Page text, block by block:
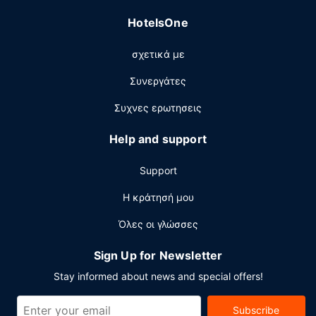
στάθμευση χωρίς παρκαδόρο.
HotelsOne
σχετικά με
Συνεργάτες
Συχνες ερωτησεις
Help and support
Support
Η κράτησή μου
Όλες οι γλώσσες
Sign Up for Newsletter
Stay informed about news and special offers!
Subscribe